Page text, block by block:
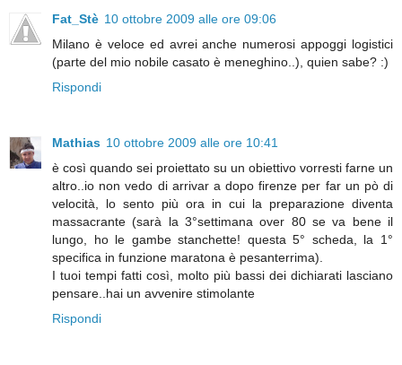
Fat_Stè 10 ottobre 2009 alle ore 09:06
Milano è veloce ed avrei anche numerosi appoggi logistici
(parte del mio nobile casato è meneghino..), quien sabe? :)
Rispondi
Mathias 10 ottobre 2009 alle ore 10:41
è così quando sei proiettato su un obiettivo vorresti farne un
altro..io non vedo di arrivar a dopo firenze per far un pò di
velocità, lo sento più ora in cui la preparazione diventa
massacrante (sarà la 3°settimana over 80 se va bene il
lungo, ho le gambe stanchette! questa 5° scheda, la 1°
specifica in funzione maratona è pesanterrima).
I tuoi tempi fatti così, molto più bassi dei dichiarati lasciano
pensare..hai un avvenire stimolante
Rispondi